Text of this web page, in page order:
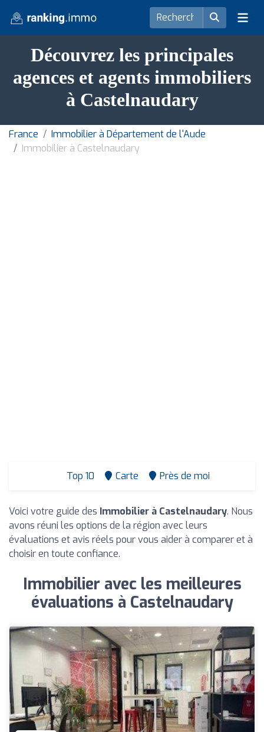
Découvrez les principales
agences et agents immobiliers
à Castelnaudary
France
Immobilier à Département de l'Aude
Immobilier à Castelnaudary
Top 10 Carte Près de moi
Voici votre guide des Immobilier à Castelnaudary. Nous
avons réuni les options de la région avec leurs
évaluations et avis réels pour vous aider à comparer et à
choisir en toute confiance.
Immobilier avec les meilleures
évaluations à Castelnaudary